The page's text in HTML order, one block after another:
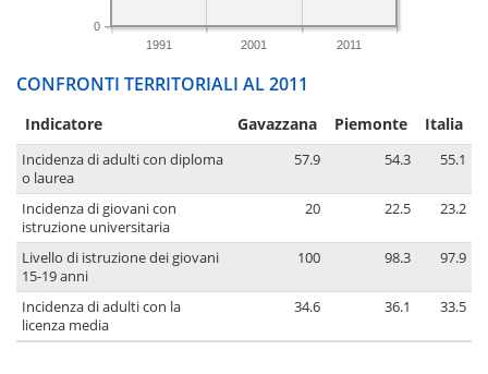
1991 2001 2011
0
CONFRONTI TERRITORIALI AL 2011
Indicatore Gavazzana Piemonte Italia
Incidenza di adulti con diploma
o laurea
57.9 54.3 55.1
Incidenza di giovani con
istruzione universitaria
20 22.5 23.2
Livello di istruzione dei giovani
15-19 anni
100 98.3 97.9
Incidenza di adulti con la
licenza media
34.6 36.1 33.5